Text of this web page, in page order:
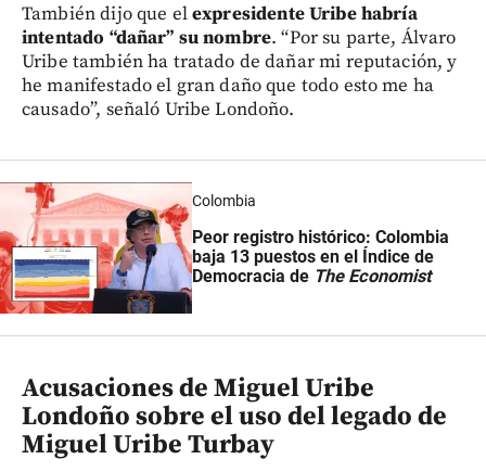
También dijo que elexpresidente Uribe habría
intentado “dañar” su nombre. “Por su parte, Álvaro
Uribe también ha tratado de dañar mi reputación, y
he manifestado el gran daño que todo esto me ha
causado”, señaló Uribe Londoño.
Colombia
Peor registro histórico: Colombia
baja 13 puestos en el Índice de
Democracia de The Economist
Acusaciones de Miguel Uribe
Londoño sobre el uso del legado de
Miguel Uribe Turbay